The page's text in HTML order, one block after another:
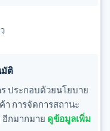
มัติ
ประกอบด้วยนโยบาย
า การจัดการสถานะ
อีกมากมาย ดูข้อมูลเพิ่ม